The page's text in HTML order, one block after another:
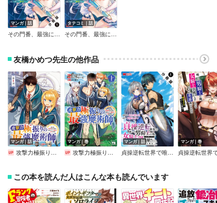
マンガ｜話
その門番、最強につき～追放された防御力9999の戦士、王都の門番として無双する～（コミック） 分冊版
タテコミ｜話
その門番、最強につき～追放された防御力9999の戦士、王都の門番として無双する～（コミック）
友橋かめつ先生の他作品
マンガ｜話
攻撃力極振りの最強魔術師～筋力値9999の大剣士、転生して二度目の人生を歩む～（話売り）
マンガ｜巻
攻撃力極振りの最強魔術師～筋力値9999の大剣士、転生して二度目の人生を歩む～
マンガ｜話
貞操逆転世界で唯一の男騎士の俺、女騎士学園に入学したらなぜか英雄扱いされた ～絶倫スキルでハーレム無双～（コミック） 分冊版
マンガ｜巻
この本を読んだ人はこんな本も読んでいます